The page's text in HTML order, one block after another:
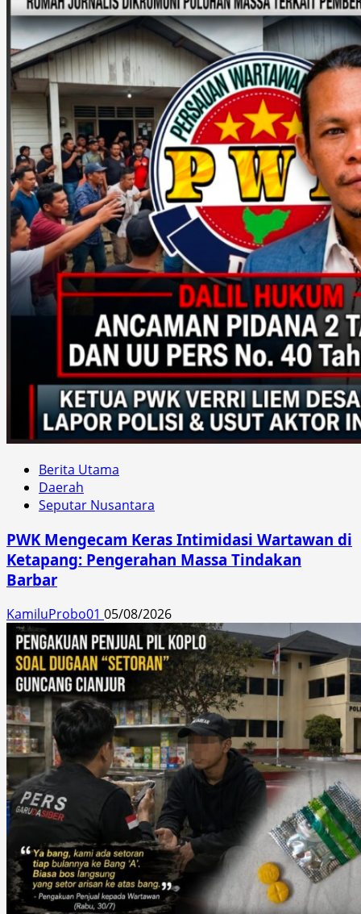
Berita Utama
Daerah
Seputar Nusantara
PWK Mengecam Keras Intimidasi Wartawan di
Ketapang: Pengerahan Massa Tindakan
Barbar
KamiluProbo01 05/08/2026